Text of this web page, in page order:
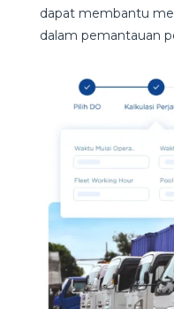
dapat membantu
dalam pemantauan